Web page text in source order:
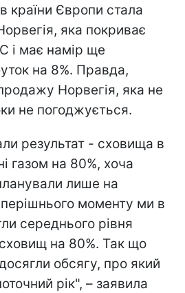
країни Європи стала
яка покриває
і має намір ще
на 8%. Правда,
Норвегія, яка не
не погоджується.
результат - сховища в
газом на 80%, хоча
лише на
моменту ми в
середнього рівня
на 80%. Так що
обсягу, про який
рік", – заявила